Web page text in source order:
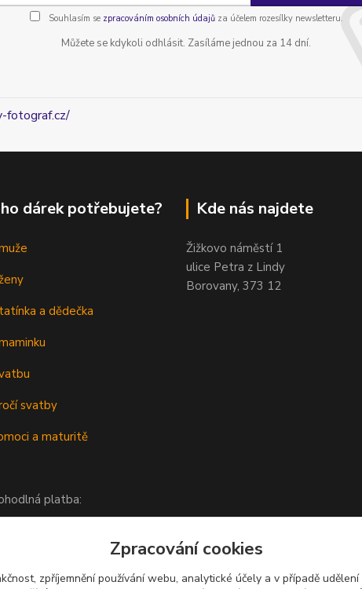
Souhlasím se zpracováním osobních údajůza účelem rozesílky newsletteru.
Můžete se kdykoli odhlásit. Zasíláme jednou za 14 dní.
fotograf.cz/
dárek potřebujete?
a dědečka
svatby
a maturitě
platba:
Kde nás najdete
Žižkovo náměstí 1
ulice Petra z Lindy
Borovany, 373 12
Zpracování cookies
zpříjemnění používání webu, analytické účely a v případě udělení